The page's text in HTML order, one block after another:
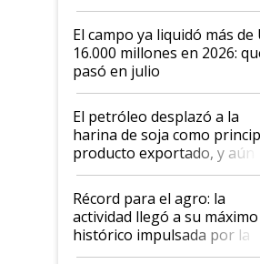
El campo ya liquidó más de
16.000 millones en 2026:
pasó en julio
El petróleo desplazó a la
harina de soja como
producto exportado, y aún
el agro aportó casi seis de
diez dólares y sostuvo el
liderazgo en un semestre
récord
Récord para el agro: la
actividad llegó a su máximo
histórico impulsada por la
cosecha y las